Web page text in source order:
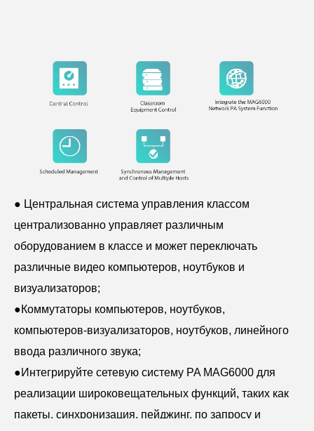
● Центральная система управления классом
централизованно управляет различным
оборудованием в классе и может переключать
различные видео компьютеров, ноутбуков и
визуализаторов;
●Коммутаторы компьютеров, ноутбуков,
компьютеров-визуализаторов, ноутбуков, линейного
ввода различного звука;
●Интегрируйте сетевую систему PA MAG6000 для
реализации широковещательных функций, таких как
пакеты, синхронизация, пейджинг, по запросу и